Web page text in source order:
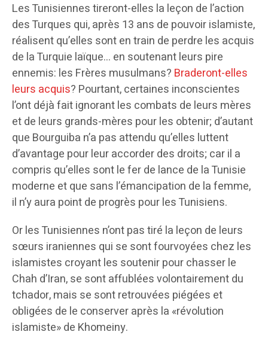
Les Tunisiennes tireront-elles la leçon de l’action
des Turques qui, après 13 ans de pouvoir islamiste,
réalisent qu’elles sont en train de perdre les acquis
de la Turquie laïque… en soutenant leurs pire
ennemis: les Frères musulmans? Braderont-elles
leurs acquis? Pourtant, certaines inconscientes
l’ont déjà fait ignorant les combats de leurs mères
et de leurs grands-mères pour les obtenir; d’autant
que Bourguiba n’a pas attendu qu’elles luttent
d’avantage pour leur accorder des droits; car il a
compris qu’elles sont le fer de lance de la Tunisie
moderne et que sans l’émancipation de la femme,
il n’y aura point de progrès pour les Tunisiens.
Or les Tunisiennes n’ont pas tiré la leçon de leurs
sœurs iraniennes qui se sont fourvoyées chez les
islamistes croyant les soutenir pour chasser le
Chah d’Iran, se sont affublées volontairement du
tchador, mais se sont retrouvées piégées et
obligées de le conserver après la «révolution
islamiste» de Khomeiny.